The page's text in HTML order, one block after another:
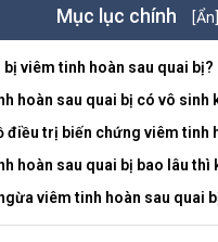
Mục lục chính [Ẩn]
bị viêm tinh hoàn sau quai bị?
hoàn sau quai bị có vô sinh
điều trị biến chứng viêm tinh
hoàn sau quai bị bao lâu thì
viêm tinh hoàn sau quai